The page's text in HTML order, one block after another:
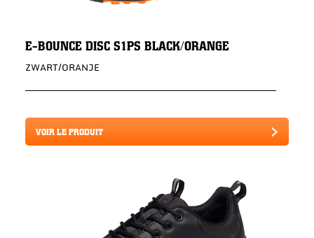
E-BOUNCE DISC S1PS BLACK/ORANGE
ZWART/ORANJE
VOIR LE PRODUIT